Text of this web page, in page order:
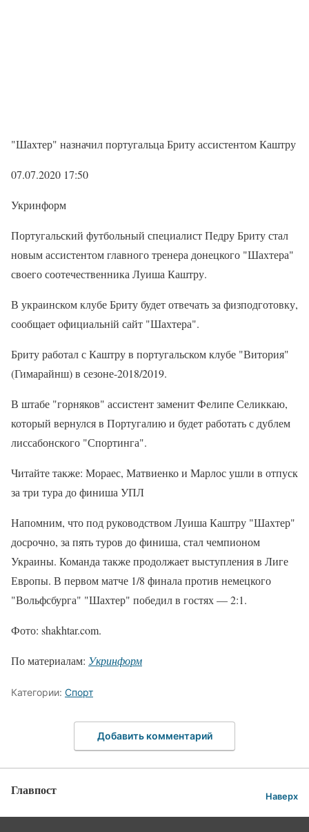
"Шахтер" назначил португальца Бриту ассистентом Каштру
07.07.2020 17:50
Укринформ
Португальский футбольный специалист Педру Бриту стал
новым ассистентом главного тренера донецкого "Шахтера"
своего соотечественника Луиша Каштру.
В украинском клубе Бриту будет отвечать за физподготовку,
сообщает официальній сайт "Шахтера".
Бриту работал с Каштру в португальском клубе "Витория"
(Гимарайнш) в сезоне-2018/2019.
В штабе "горняков" ассистент заменит Фелипе Селиккаю,
который вернулся в Португалию и будет работать с дублем
лиссабонского "Спортинга".
Читайте также: Мораес, Матвиенко и Марлос ушли в отпуск
за три тура до финиша УПЛ
Напомним, что под руководством Луиша Каштру "Шахтер"
досрочно, за пять туров до финиша, стал чемпионом
Украины. Команда также продолжает выступления в Лиге
Европы. В первом матче 1/8 финала против немецкого
"Вольфсбурга" "Шахтер" победил в гостях — 2:1.
Фото: shakhtar.com.
По материалам: Укринформ
Категории: Спорт
Добавить комментарий
Главпост Наверх